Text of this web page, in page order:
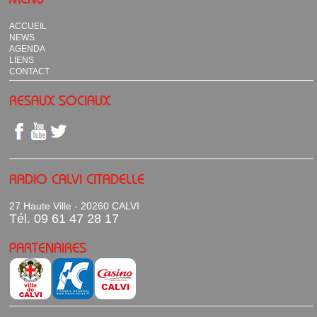
ACCUEIL
NEWS
AGENDA
LIENS
CONTACT
RESAUX SOCIAUX
RADIO CALVI CITADELLE
27 Haute Ville - 20260 CALVI
Tél. 09 61 47 28 17
PARTENAIRES